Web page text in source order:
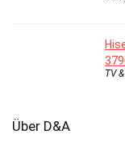
TV
Über D&A